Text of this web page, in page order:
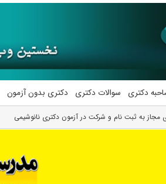
دکتری سوالات دکتری دکتری بدون آزمون
مجاز به ثبت نام و شرکت در آزمون دکتری نانوشیمی